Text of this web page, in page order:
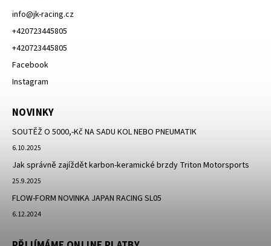
info@jk-racing.cz
+420723445805
+420723445805
Facebook
Instagram
NOVINKY
SOUTĚŽ O 5000,-Kč NA SADU KOL NEBO PNEUMATIK
6.10.2025
Jak správně zajíždět karbon-keramické brzdy Triton Motorsports
25.9.2025
FLOW-FORM NOVINKA JAPAN RACING SL05
6.12.2024